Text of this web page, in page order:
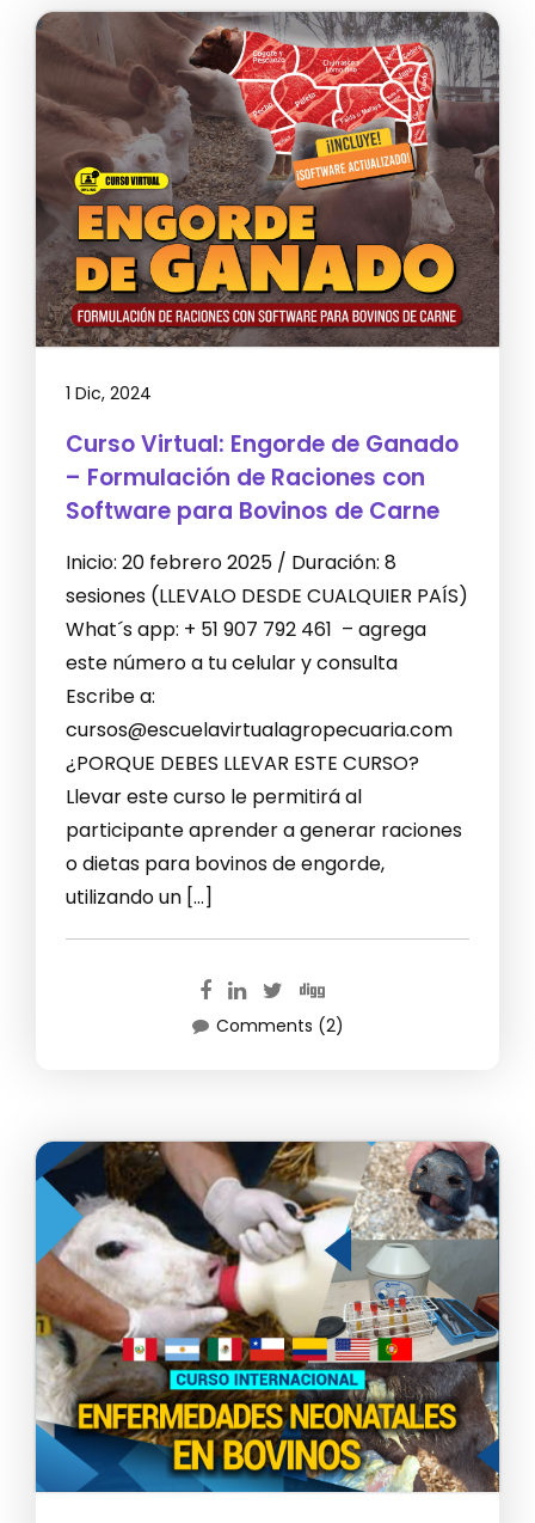
1 Dic, 2024
Curso Virtual: Engorde de Ganado
– Formulación de Raciones con
Software para Bovinos de Carne
Inicio: 20 febrero 2025 / Duración: 8
sesiones (LLEVALO DESDE CUALQUIER PAÍS)
What´s app: + 51 907 792 461 – agrega
este número a tu celular y consulta
Escribe a:
cursos@escuelavirtualagropecuaria.com
¿PORQUE DEBES LLEVAR ESTE CURSO?
Llevar este curso le permitirá al
participante aprender a generar raciones
o dietas para bovinos de engorde,
utilizando un […]
Comments (2)